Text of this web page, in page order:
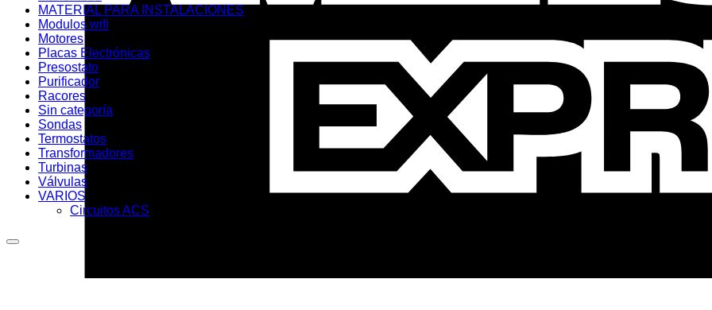
MATERIAL PARA INSTALACIONES
Modulos wifi
Motores
Placas Electrónicas
Presostato
Purificador
Racores
Sin categoría
Sondas
Termostatos
Transformadores
Turbinas
Válvulas
VARIOS
Circuitos ACS